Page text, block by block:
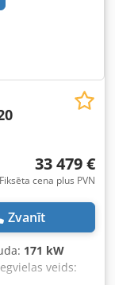
33 479 €
Fiksēta cena plus PVN
Zvanīt
171 kW
veids: